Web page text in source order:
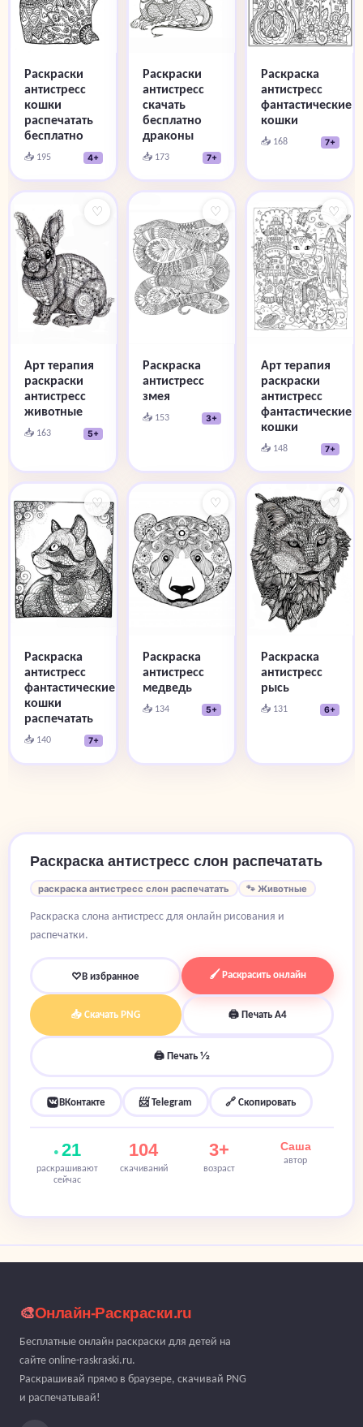
Раскраски
антистресс
кошки
распечатать
бесплатно
📥 195 4+
Раскраски
антистресс
скачать
бесплатно
драконы
📥 173 7+
Раскраска
антистресс
фантастические
кошки
📥 168 7+
♡
Арт терапия
раскраски
антистресс
животные
📥 163 5+
♡
Раскраска
антистресс
змея
📥 153 3+
♡
Арт терапия
раскраски
антистресс
фантастические
кошки
📥 148 7+
♡
Раскраска
антистресс
фантастические
кошки
распечатать
📥 140 7+
♡
Раскраска
антистресс
медведь
📥 134 5+
♡
Раскраска
антистресс
рысь
📥 131 6+
Раскраска антистресс слон распечатать
раскраска антистресс слон распечатать 🐾 Животные
Раскраска слона антистресс для онлайн рисования и
распечатки.
♡В избранное 🖌 Раскрасить онлайн
📥 Скачать PNG 🖨 Печать A4
🖨 Печать ½
ВКонтакте 📨 Telegram 🔗 Скопировать
21
раскрашивают
сейчас
104
скачиваний
3+
возраст
Саша
автор
🎨Онлайн-Раскраски.ru
Бесплатные онлайн раскраски для детей на
сайте online-raskraski.ru.
Раскрашивай прямо в браузере, скачивай PNG
и распечатывай!